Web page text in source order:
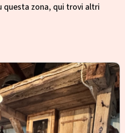
questa zona, qui trovi altri